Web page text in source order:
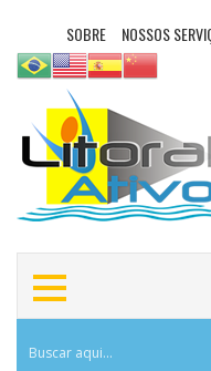
SOBRE NOSSOS